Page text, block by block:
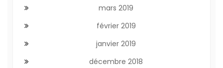
mars 2019
février 2019
janvier 2019
décembre 2018